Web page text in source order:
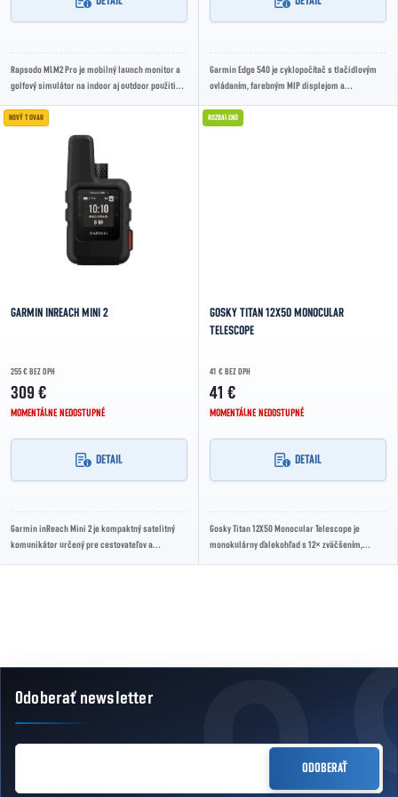
Rapsodo MLM2 Pro je mobilný launch monitor a
golfový simulátor na indoor aj outdoor použitie.
Garmin Edge 540 je cyklopočítač s tlačidlovým
ovládaním, farebným MIP displejom a
multi-band...
NOVÝ TOVAR
GARMIN INREACH MINI 2
255 € BEZ DPH
309 €
MOMENTÁLNE NEDOSTUPNÉ
DETAIL
Garmin inReach Mini 2 je kompaktný satelitný
komunikátor určený pre cestovateľov a
ROZBALENO
GOSKY TITAN 12X50 MONOCULAR
TELESCOPE
41 € BEZ DPH
41 €
MOMENTÁLNE NEDOSTUPNÉ
DETAIL
Gosky Titan 12X50 Monocular Telescope je
monokulárny ďalekohľad s 12× zväčšením,
Zápätie
Odoberať newsletter
ODOBERAŤ